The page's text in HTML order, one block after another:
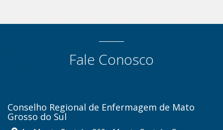
Fale Conosco
Conselho Regional de Enfermagem de Mato
Grosso do Sul